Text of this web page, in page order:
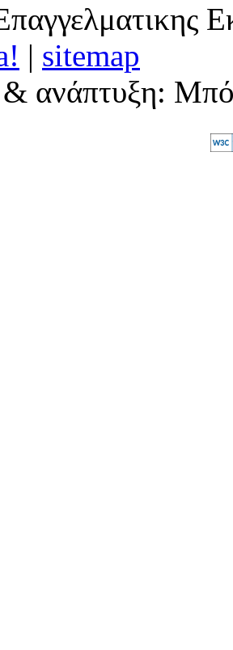
| sitemap
& ανάπτυξη: